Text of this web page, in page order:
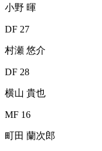
小野 暉
DF 27
村瀬 悠介
DF 28
横山 貴也
MF 16
町田 蘭次郎